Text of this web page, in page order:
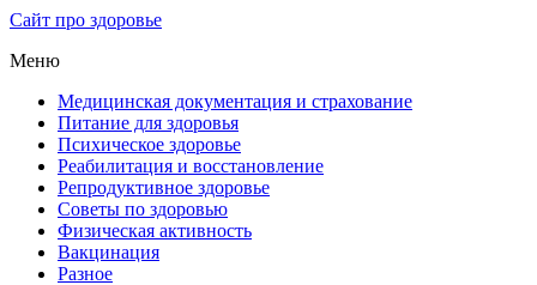
Сайт про здоровье
Меню
Медицинская документация и страхование
Питание для здоровья
Психическое здоровье
Реабилитация и восстановление
Репродуктивное здоровье
Советы по здоровью
Физическая активность
Вакцинация
Разное